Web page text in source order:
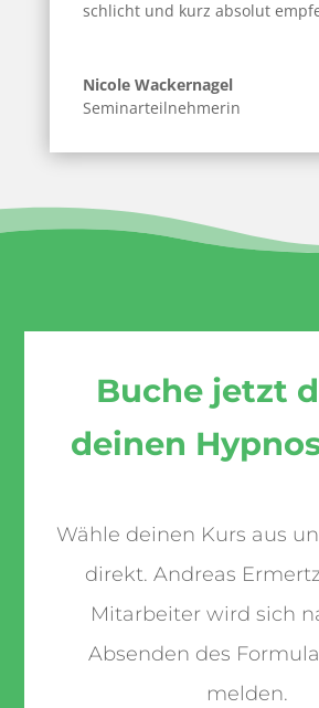
schlicht und kurz absolut
Nicole Wackernagel
Seminarteilnehmerin
Buche jetzt
deinen
Wähle deinen Kurs aus
direkt. Andreas
Mitarbeiter wird sich
Absenden des
melden.